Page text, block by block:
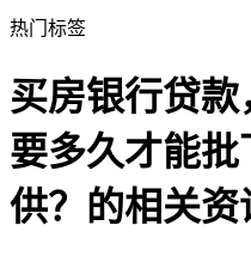
热门标签
买房银行贷
要多久才能批
供？的相关资